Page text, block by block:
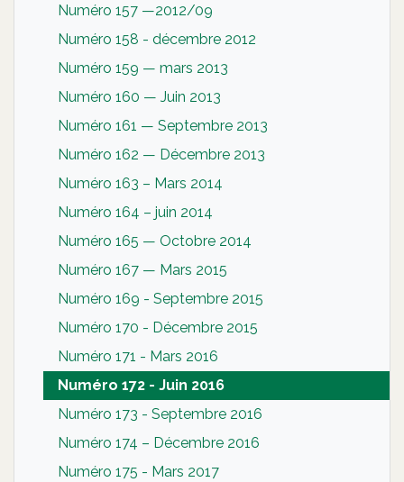
Numéro 157 —2012/09
Numéro 158 - décembre 2012
Numéro 159 — mars 2013
Numéro 160 — Juin 2013
Numéro 161 — Septembre 2013
Numéro 162 — Décembre 2013
Numéro 163 – Mars 2014
Numéro 164 – juin 2014
Numéro 165 — Octobre 2014
Numéro 167 — Mars 2015
Numéro 169 - Septembre 2015
Numéro 170 - Décembre 2015
Numéro 171 - Mars 2016
Numéro 172 - Juin 2016
Numéro 173 - Septembre 2016
Numéro 174 – Décembre 2016
Numéro 175 - Mars 2017